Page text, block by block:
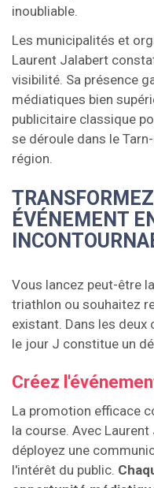
inoubliable.
Les municipalités et
Laurent Jalabert
visibilité. Sa présence
médiatiques bien
publicitaire classique
se déroule dans le
région.
ÉVÉNEMENT
Vous lancez peut-être
triathlon ou souhaitez
existant. Dans les
le jour J constitue un
Créez
La promotion efficace
la course. Avec
déployez une
l'intérêt du public.